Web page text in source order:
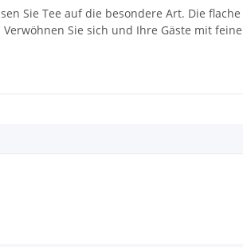
Sie Tee auf die besondere Art. Die
Sie sich und Ihre Gäste mit